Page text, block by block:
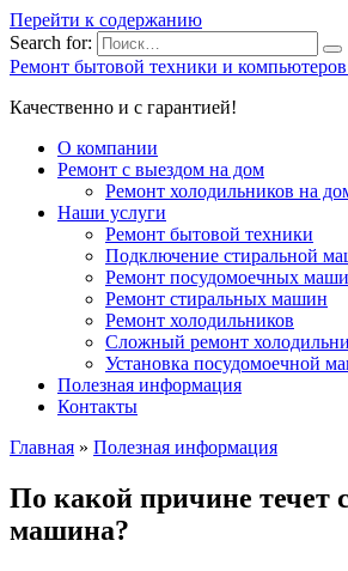
Перейти к содержанию
Search for:
Ремонт бытовой техники и компьютеров
Качественно и с гарантией!
О компании
Ремонт с выездом на дом
Ремонт холодильников на
Наши услуги
Ремонт бытовой техники
Подключение стиральной
Ремонт посудомоечных
Ремонт стиральных машин
Ремонт холодильников
Сложный ремонт
Установка посудомоечной
Полезная информация
Контакты
Главная » Полезная информация
По какой причине течет
машина?